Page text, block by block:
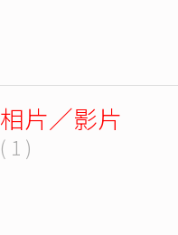
相片／影片
( 1 )